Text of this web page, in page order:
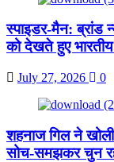
स्पाइडर-मैन:
को देखते हुए भारतीय
July 27, 2026 0
शहनाज गिल ने खोली
सोच-समझकर चुन